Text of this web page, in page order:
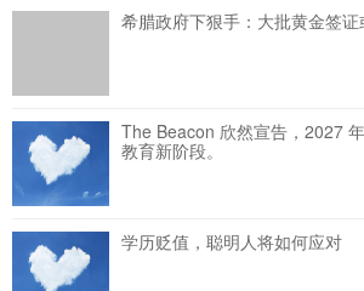
希腊政府下狠手：大批黄金签
The Beacon 欣然宣告，2027
教育新阶段。
学历贬值，聪明人将如何应对